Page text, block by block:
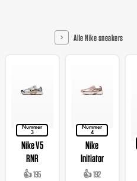
Alle Nike sneakers
Nummer
3
Nike V5
RNR
👍 195
Nummer
4
Nike
Initiator
👍 192